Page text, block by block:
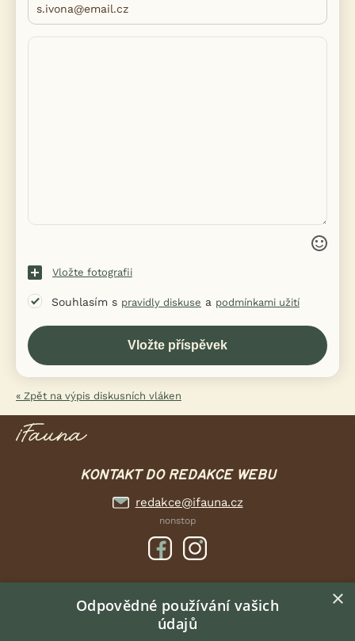
Vložte fotografii
Souhlasím s pravidly diskuse a podmínkami užití
« Zpět na výpis diskusních vláken
KONTAKT DO REDAKCE WEBU
redakce@ifauna.cz
nonstop
DOMOVSKÁ STRÁNKA
INZERCE
×
Odpovědné používání vašich
údajů